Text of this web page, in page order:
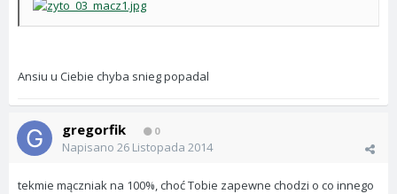
Ansiu u Ciebie chyba snieg popadal
gregorfik 0
Napisano 26 Listopada 2014
tekmie mączniak na 100%, choć Tobie zapewne chodzi o co innego